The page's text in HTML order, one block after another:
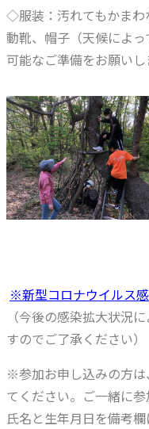
◇服装：汚れてもかまわ
動靴、帽子（天候によ
可能なご準備をお願いし
※新型コロナウイルス
（今後の感染拡大状況
すのでご了承ください）
※参加お申し込みの方
てください。ご一緒に
氏名と生年月日を備考欄